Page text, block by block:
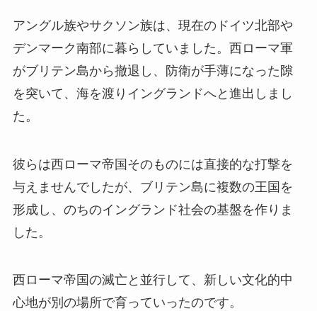
アングル族やサクソン族は、現在のドイツ北部や
デンマーク南部に暮らしていました。西ローマ軍
がブリテン島から撤退し、防衛が手薄になった隙
を突いて、海を渡りイングランドへと進出しまし
た。
彼らは西ローマ帝国そのものには直接的な打撃を
与えませんでしたが、ブリテン島に複数の王国を
形成し、のちのイングランド社会の基盤を作りま
した。
西ローマ帝国の滅亡と並行して、新しい文化的中
心地が別の場所で育っていったのです。